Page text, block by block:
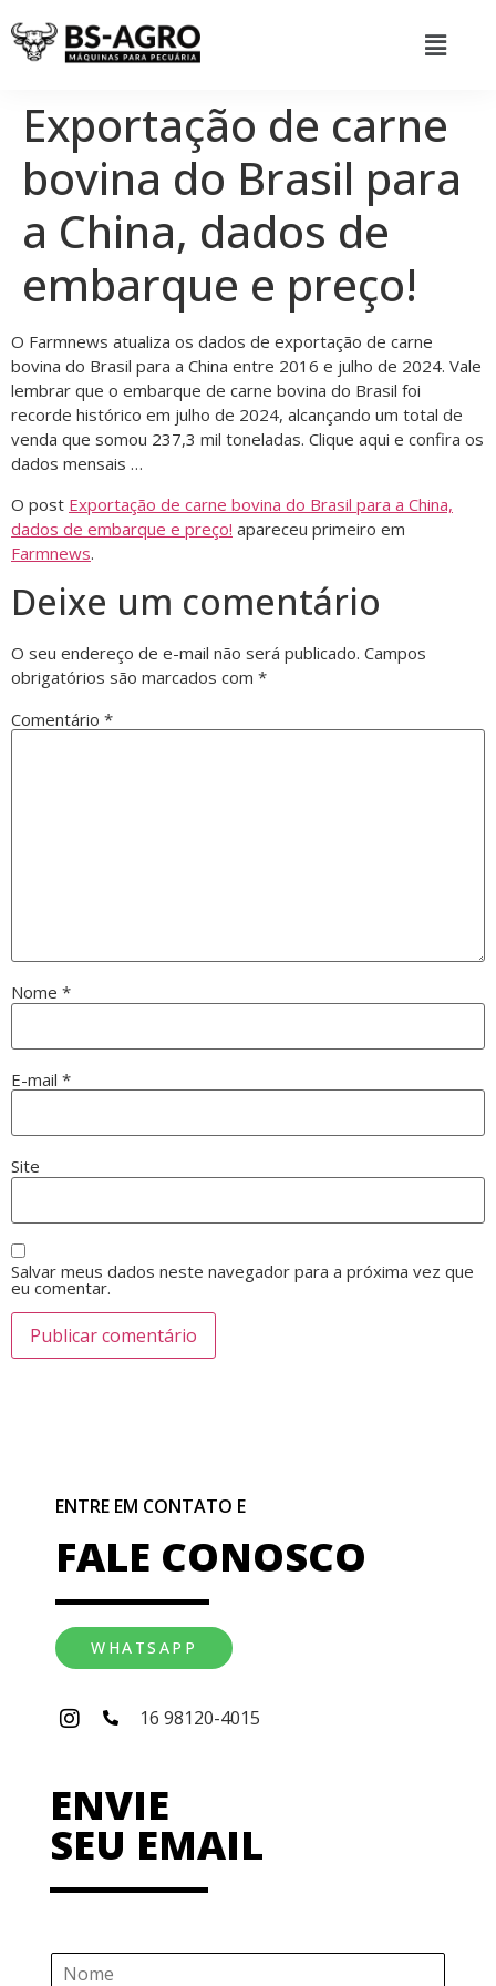
Exportação de carne
bovina do Brasil para
a China, dados de
embarque e preço!
O Farmnews atualiza os dados de exportação de carne
bovina do Brasil para a China entre 2016 e julho de 2024. Vale
lembrar que o embarque de carne bovina do Brasil foi
recorde histórico em julho de 2024, alcançando um total de
venda que somou 237,3 mil toneladas. Clique aqui e confira os
dados mensais …
O post Exportação de carne bovina do Brasil para a China,
dados de embarque e preço! apareceu primeiro em
Farmnews.
Deixe um comentário
O seu endereço de e-mail não será publicado. Campos
obrigatórios são marcados com *
Comentário *
Nome *
E-mail *
Site
Salvar meus dados neste navegador para a próxima vez que
eu comentar.
ENTRE EM CONTATO E
FALE CONOSCO
WHATSAPP
16 98120-4015
ENVIE
SEU EMAIL
N